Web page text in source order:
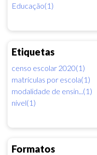
Educação(1)
Etiquetas
censo escolar 2020(1)
matrículas por escola(1)
modalidade de ensin...(1)
nível(1)
Formatos